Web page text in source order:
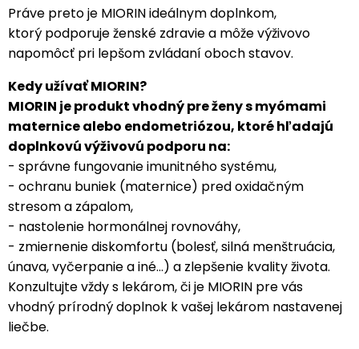
Práve preto je MIORIN ideálnym doplnkom,
ktorý podporuje ženské zdravie a môže výživovo
napomôcť pri lepšom zvládaní oboch stavov.
Kedy užívať MIORIN?
MIORIN je produkt vhodný pre ženy s myómami
maternice alebo endometriózou, ktoré hľadajú
doplnkovú výživovú podporu na:
- správne fungovanie imunitného systému,
- ochranu buniek (maternice) pred oxidačným
stresom a zápalom,
- nastolenie hormonálnej rovnováhy,
- zmiernenie diskomfortu (bolesť, silná menštruácia,
únava, vyčerpanie a iné...) a zlepšenie kvality života.
Konzultujte vždy s lekárom, či je MIORIN pre vás
vhodný prírodný doplnok k vašej lekárom nastavenej
liečbe.